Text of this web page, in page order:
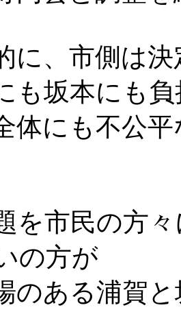
に、市側は決
坂本にも負
にも不公平
を市民の方々
の方が
のある浦賀と